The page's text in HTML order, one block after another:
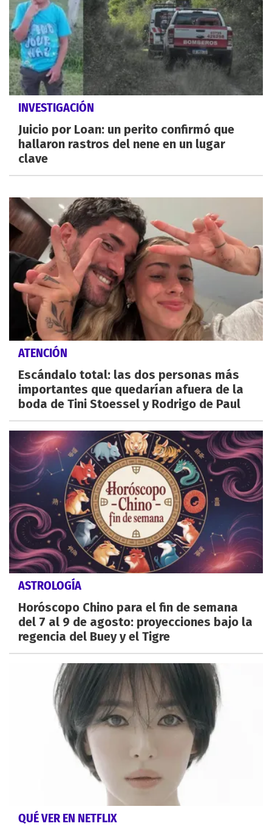
INVESTIGACIÓN
Juicio por Loan: un perito confirmó que
hallaron rastros del nene en un lugar
clave
ATENCIÓN
Escándalo total: las dos personas más
importantes que quedarían afuera de la
boda de Tini Stoessel y Rodrigo de Paul
ASTROLOGÍA
Horóscopo Chino para el fin de semana
del 7 al 9 de agosto: proyecciones bajo la
regencia del Buey y el Tigre
QUÉ VER EN NETFLIX